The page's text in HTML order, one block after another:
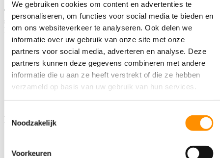
We gebruiken cookies om content en advertenties te
personaliseren, om functies voor social media te bieden en
om ons websiteverkeer te analyseren. Ook delen we
informatie over uw gebruik van onze site met onze
partners voor social media, adverteren en analyse. Deze
partners kunnen deze gegevens combineren met andere
informatie die u aan ze heeft verstrekt of die ze hebben
verzameld op basis van uw gebruik van hun services.
Noodzakelijk
Voorkeuren
Tijdens de zomervakantie is er geen Gezondheidscheck, vanaf
september zullen deze weer beginnen.
Binnenkort zullen wij de agenda met nieuwe data aanvullen.
Prijslijst
Niet-leden